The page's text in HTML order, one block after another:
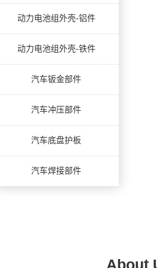
动力电池组外壳-铝件
动力电池组外壳-铁件
汽车钣金部件
汽车冲压部件
汽车底盘护板
汽车焊接部件
About